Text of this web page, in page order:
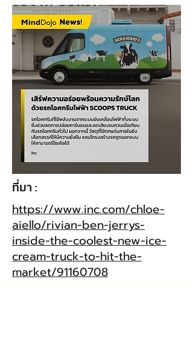
ที่มา :
https://www.inc.com/chloe-
aiello/rivian-ben-jerrys-
inside-the-coolest-new-ice-
cream-truck-to-hit-the-
market/91160708